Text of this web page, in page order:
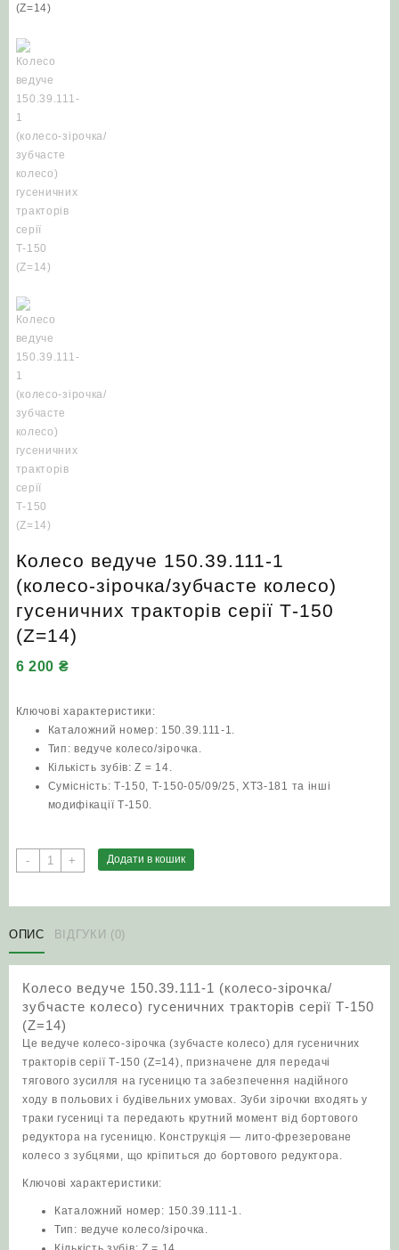
Колесо ведуче 150.39.111-1
(колесо‑зірочка/зубчасте колесо)
гусеничних тракторів серії Т‑150
(Z=14)
6 200 ₴
Ключові характеристики:
Каталожний номер: 150.39.111-1.
Тип: ведуче колесо/зірочка.
Кількість зубів: Z = 14.
Сумісність: Т‑150, Т‑150‑05/09/25, ХТЗ‑181 та інші
модифікації Т‑150.
-
Колесо
ведуче
(колесо‑зірочка/
зубчасте
гусеничних
тракторів
серії
Т‑150
(Z=14)
кількість
+ Додати в кошик
ОПИС ВІДГУКИ (0)
Колесо ведуче 150.39.111-1 (колесо‑зірочка/
зубчасте колесо) гусеничних тракторів серії Т‑150
(Z=14)
Це ведуче колесо‑зірочка (зубчасте колесо) для гусеничних
тракторів серії Т‑150 (Z=14), призначене для передачі
тягового зусилля на гусеницю та забезпечення надійного
ходу в польових і будівельних умовах. Зуби зірочки входять у
траки гусениці та передають крутний момент від бортового
редуктора на гусеницю. Конструкція — лито‑фрезероване
колесо з зубцями, що кріпиться до бортового редуктора.
Ключові характеристики:
Каталожний номер: 150.39.111-1.
Тип: ведуче колесо/зірочка.